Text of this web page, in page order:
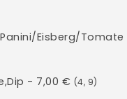
Eisberg/
- 7,00 € (4, 9)